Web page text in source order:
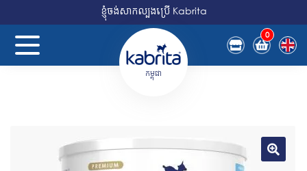
ខ្ញុំចង់សាកល្បងប្រើ Kabrita
កម្ពុជា
0